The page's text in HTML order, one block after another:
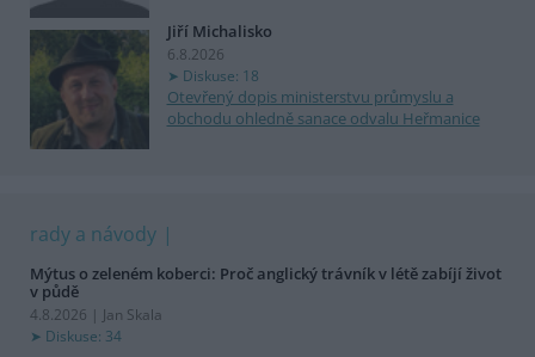
Jiří Michalisko
6.8.2026
Diskuse: 18
Otevřený dopis ministerstvu průmyslu a
obchodu ohledně sanace odvalu Heřmanice
rady a návody
Mýtus o zeleném koberci: Proč anglický trávník v létě zabíjí život
v půdě
4.8.2026 | Jan Skala
Diskuse: 34